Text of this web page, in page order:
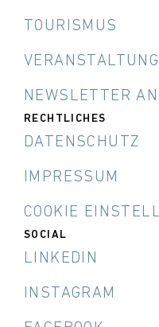
TOURISMUS
NEWSLETTER
RECHTLICHES
DATENSCHUTZ
IMPRESSUM
COOKIE
SOCIAL
LINKEDIN
INSTAGRAM